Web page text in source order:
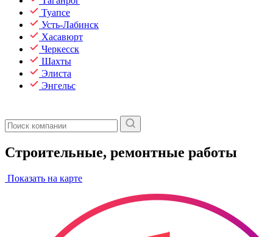
Туапсе
Усть-Лабинск
Хасавюрт
Черкесск
Шахты
Элиста
Энгельс
Строительные, ремонтные работы
Показать на карте